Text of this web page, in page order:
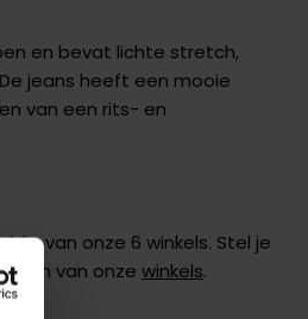
en bevat lichte stretch,
jeans heeft een mooie
van een rits- en
van onze 6 winkels. Stel je
een van onze winkels.